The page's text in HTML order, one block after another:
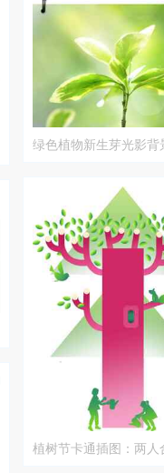
绿色植物新生芽光影背
植树节卡通插图：两人